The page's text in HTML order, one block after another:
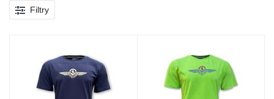
Filtry